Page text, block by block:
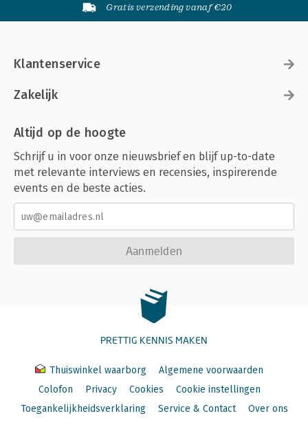
Gratis verzending vanaf €20
Klantenservice
Zakelijk
Altijd op de hoogte
Schrijf u in voor onze nieuwsbrief en blijf up-to-date
met relevante interviews en recensies, inspirerende
events en de beste acties.
Aanmelden
PRETTIG KENNIS MAKEN
Thuiswinkel waarborg
Algemene voorwaarden
Colofon
Privacy Cookies
Cookie instellingen
Toegankelijkheidsverklaring
Service & Contact Over ons